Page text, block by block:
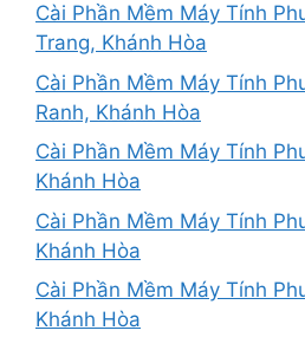
Cài Phần Mềm Máy Tính
Trang, Khánh Hòa
Cài Phần Mềm Máy Tính
Ranh, Khánh Hòa
Cài Phần Mềm Máy Tính
Khánh Hòa
Cài Phần Mềm Máy Tính
Khánh Hòa
Cài Phần Mềm Máy Tính
Khánh Hòa